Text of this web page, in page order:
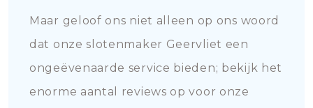
Maar geloof ons niet alleen op ons woord
dat onze slotenmaker Geervliet een
ongeëvenaarde service bieden; bekijk het
enorme aantal reviews op voor onze